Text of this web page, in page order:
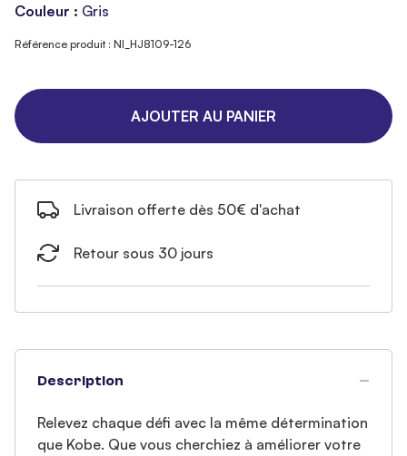
Couleur : Gris
Référence produit : NI_HJ8109-126
AJOUTER AU PANIER
Livraison offerte dès 50€ d'achat
Retour sous 30 jours
Description
Relevez chaque défi avec la même détermination
que Kobe. Que vous cherchiez à améliorer votre